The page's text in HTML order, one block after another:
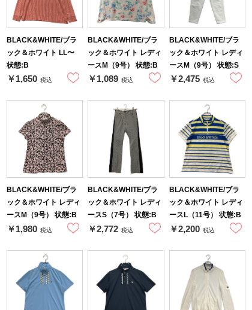
BLACK&WHITE/ブラ
ック＆ホワイト LL〜
状態:B
￥1,650 税込
BLACK&WHITE/ブラ
ック＆ホワイト レディ
ースM（9号） 状態:B
￥1,089 税込
BLACK&WHITE/ブラ
ック＆ホワイト レディ
ースM（9号） 状態:S
￥2,475 税込
BLACK&WHITE/ブラ
ック＆ホワイト レディ
ースM（9号） 状態:B
￥1,980 税込
BLACK&WHITE/ブラ
ック＆ホワイト レディ
ースS（7号） 状態:B
￥2,772 税込
BLACK&WHITE/ブラ
ック＆ホワイト レディ
ースL（11号） 状態:B
￥2,200 税込